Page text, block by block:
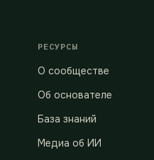
РЕСУРСЫ
О сообществе
Об основателе
База знаний
Медиа об ИИ